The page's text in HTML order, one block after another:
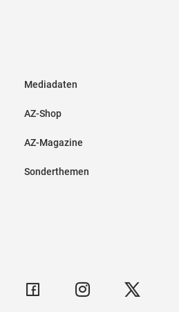
Mediadaten
AZ-Shop
AZ-Magazine
Sonderthemen